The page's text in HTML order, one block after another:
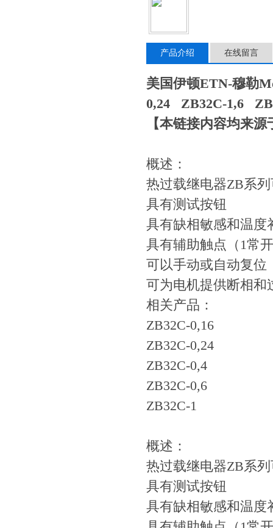
产品介绍 在线留言
美国伊顿ETN-穆勒
0,24 ZB32C-1,6
【本链接内容均来
概述：
热过载继电器ZB系
具有测试按钮
具有缺相敏感和温度
具有辅助触点（1常
可以手动或自动复位
可为电机提供断相和
相关产品：
ZB32C-0,16
ZB32C-0,24
ZB32C-0,4
ZB32C-0,6
ZB32C-1
概述：
热过载继电器ZB系
具有测试按钮
具有缺相敏感和温度